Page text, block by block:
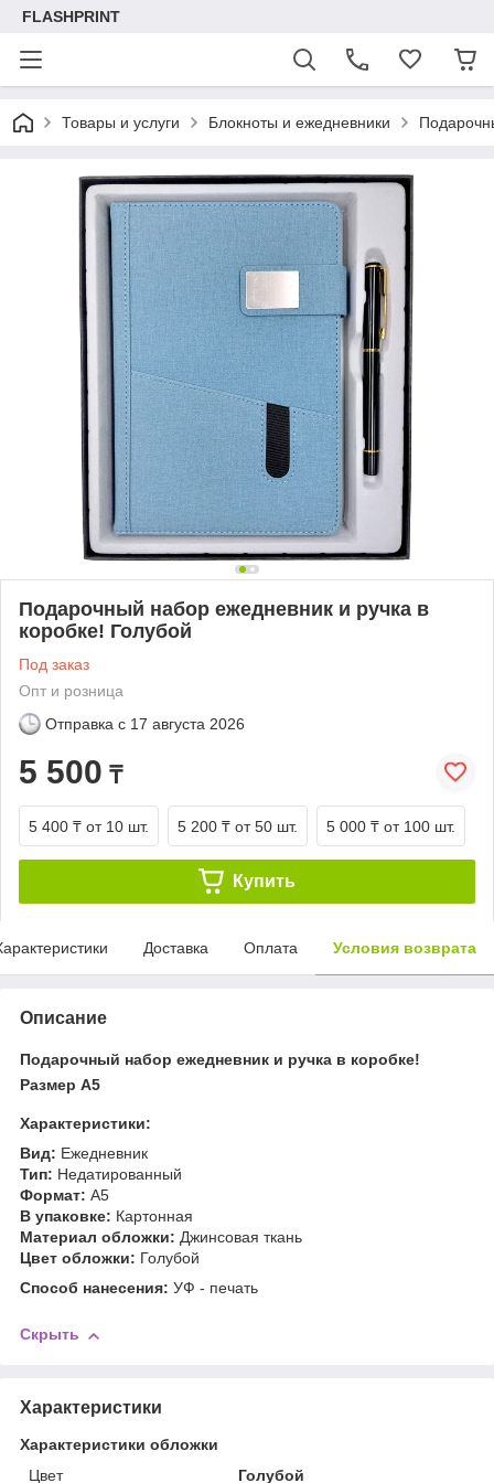
FLASHPRINT
Товары и услуги Блокноты и ежедневники
Подарочный набор ежедневник и ручка в
коробке! Голубой
Под заказ
Опт и розница
Отправка с 17 августа 2026
5 500 ₸
5 400 ₸ от 10 шт. 5 200 ₸ от 50 шт. 5 000 ₸ от 100 шт.
Купить
Доставка Оплата Условия возврата
Описание
Подарочный набор ежедневник и ручка в коробке!
Размер А5
Характеристики:
Вид: Ежедневник
Тип: Недатированный
Формат: A5
В упаковке: Картонная
Материал обложки: Джинсовая ткань
Цвет обложки: Голубой
Способ нанесения: УФ - печать
Скрыть
Характеристики
Характеристики обложки
Цвет
Голубой